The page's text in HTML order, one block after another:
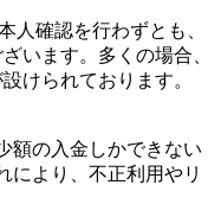
人確認を行わずとも、
います。多くの場合、
けられております。
額の入金しかできない
により、不正利用やリ